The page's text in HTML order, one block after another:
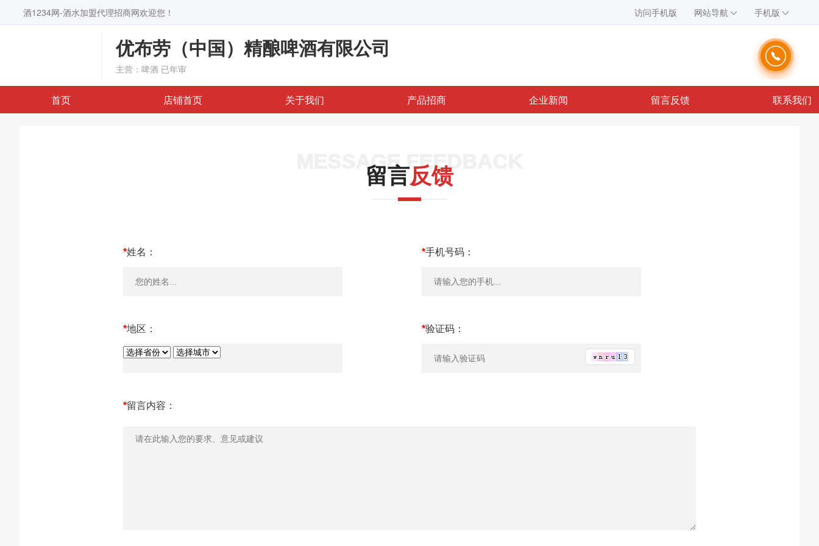
酒1234网-酒水加盟代理招商网欢迎您！ 访问手机版 网站导航 手机版
优布劳（中国）精酿啤酒有限公司
主营：啤酒 已年审
首页 店铺首页 关于我们 产品招商 企业新闻 留言反馈 联系我们
MESSAGE FEEDBACK
留言反馈
*姓名： *手机号码：
*地区： *验证码：
*留言内容：